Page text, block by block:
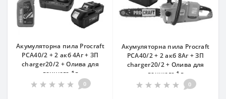
Акумуляторна пила Procraft
PCA40/2 + 2 акб 4Аг + ЗП
charger20/2 + Олива для
ланцюга 1л
0
Акумуляторна пила Procraft
PCA40/2 + 2 акб 8Аг + ЗП
charger20/2 + Олива для
ланцюга 1л
0